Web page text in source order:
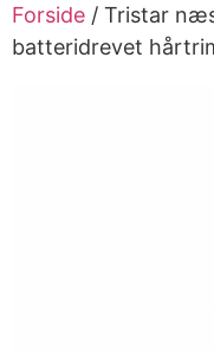
Forside / Tristar
batteridrevet